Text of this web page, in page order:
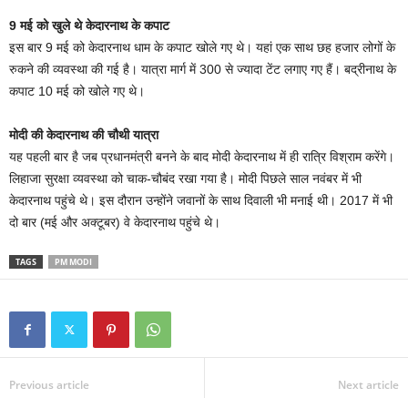
9 मई को खुले थे केदारनाथ के कपाट
इस बार 9 मई को केदारनाथ धाम के कपाट खोले गए थे। यहां एक साथ छह हजार लोगों के
रुकने की व्यवस्था की गई है। यात्रा मार्ग में 300 से ज्यादा टेंट लगाए गए हैं। बद्रीनाथ के
कपाट 10 मई को खोले गए थे।
मोदी की केदारनाथ की चौथी यात्रा
यह पहली बार है जब प्रधानमंत्री बनने के बाद मोदी केदारनाथ में ही रात्रि विश्राम करेंगे।
लिहाजा सुरक्षा व्यवस्था को चाक-चौबंद रखा गया है। मोदी पिछले साल नवंबर में भी
केदारनाथ पहुंचे थे। इस दौरान उन्होंने जवानों के साथ दिवाली भी मनाई थी। 2017 में भी
दो बार (मई और अक्टूबर) वे केदारनाथ पहुंचे थे।
TAGS PM MODI
Previous article Next article